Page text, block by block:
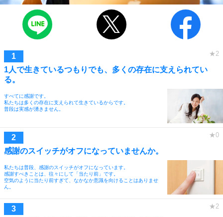
1人で生きているつもりでも、多くの存在に支えられてい
る。
すべてに感謝です。
私たちは多くの存在に支えられて生きているからです。
普段は実感が湧きません。
感謝のスイッチがオフになっていませんか。
私たちは普段、感謝のスイッチがオフになっています。
感謝すべきことは、往々にして「当たり前」です。
空気のように当たり前すぎて、なかなか意識を向けることはありませ
ん。